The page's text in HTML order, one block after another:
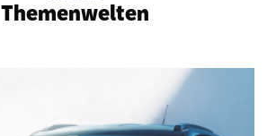
Themenwelten